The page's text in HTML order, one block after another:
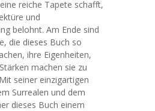
reiche Tapete schafft,
und
belohnt. Am Ende sind
die dieses Buch so
ihre Eigenheiten,
machen sie zu
seiner einzigartigen
Surrealen und dem
dieses Buch einem